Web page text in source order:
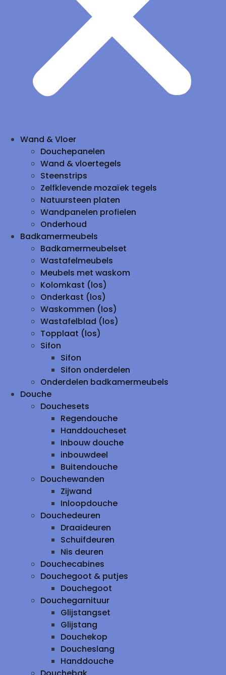
Wand & Vloer
Douchepanelen
Wand & vloertegels
Steenstrips
Zelfklevende mozaïek tegels
Natuursteen platen
Wandpanelen profielen
Onderhoud
Badkamermeubels
Badkamermeubelset
Wastafelmeubels
Meubels met waskom
Kolomkast (los)
Onderkast (los)
Waskommen (los)
Wastafelblad (los)
Topplaat (los)
Sifon
Sifon
Sifon onderdelen
Onderdelen badkamermeubels
Douche
Douchesets
Regendouche
Handdoucheset
Inbouw douche
inbouwdeel
Buitendouche
Douchewanden
Zijwand
Inloopdouche
Douchedeuren
Draaideuren
Schuifdeuren
Nis deuren
Douchecabines
Douchegoot & putjes
Douchegoot
Douchegarnituur
Glijstangset
Glijstang
Douchekop
Doucheslang
Handdouche